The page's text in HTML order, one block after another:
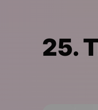
25.